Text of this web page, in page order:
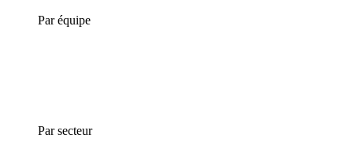
Par équipe
Par secteur